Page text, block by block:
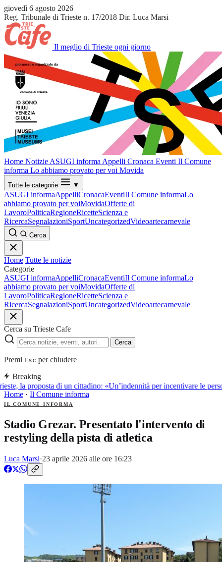
giovedì 6 agosto 2026
Reg. Tribunale di Trieste n. 17/2018 Dir. Luca Marsi
Il meglio di Trieste ogni giorno
Home Notizie ASUGI informa Appelli Cronaca Eventi Il Comune
informa Lo abbiamo provato per voi Movida
Tutte le categorie ▼
ASUGI informaAppelliCronacaEventiIl Comune informaLo
abbiamo provato per voiMovidaOfferte di
LavoroPoliticaRegioneRicetteScienza e
RicercaSegnalazioniSportUncategorizedVideoartecarnevale
Cerca
Home Tutte le notizie
Categorie
ASUGI informaAppelliCronacaEventiIl Comune informaLo
abbiamo provato per voiMovidaOfferte di
LavoroPoliticaRegioneRicetteScienza e
RicercaSegnalazioniSportUncategorizedVideoartecarnevale
Cerca su Trieste Cafe
Cerca
Premi Esc per chiudere
Breaking
la proposta di un cittadino: «Un’indennità per incentivare le
Home · Il Comune informa
IL COMUNE INFORMA
Stadio Grezar. Presentato l'intervento di
restyling della pista di atletica
Luca Marsi·23 aprile 2026 alle ore 16:23